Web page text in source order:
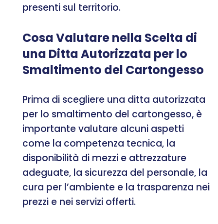
presenti sul territorio.
Cosa Valutare nella Scelta di
una Ditta Autorizzata per lo
Smaltimento del Cartongesso
Prima di scegliere una ditta autorizzata
per lo smaltimento del cartongesso, è
importante valutare alcuni aspetti
come la competenza tecnica, la
disponibilità di mezzi e attrezzature
adeguate, la sicurezza del personale, la
cura per l’ambiente e la trasparenza nei
prezzi e nei servizi offerti.